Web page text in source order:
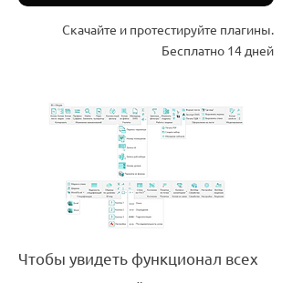
Скачайте и протестируйте плагины.
Бесплатно 14 дней
Чтобы увидеть функционал всех